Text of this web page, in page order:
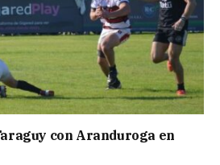
con Aranduroga en